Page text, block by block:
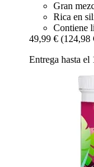
Gran
Rica en
Contiene
49,99 € (124,98
Entrega hasta el